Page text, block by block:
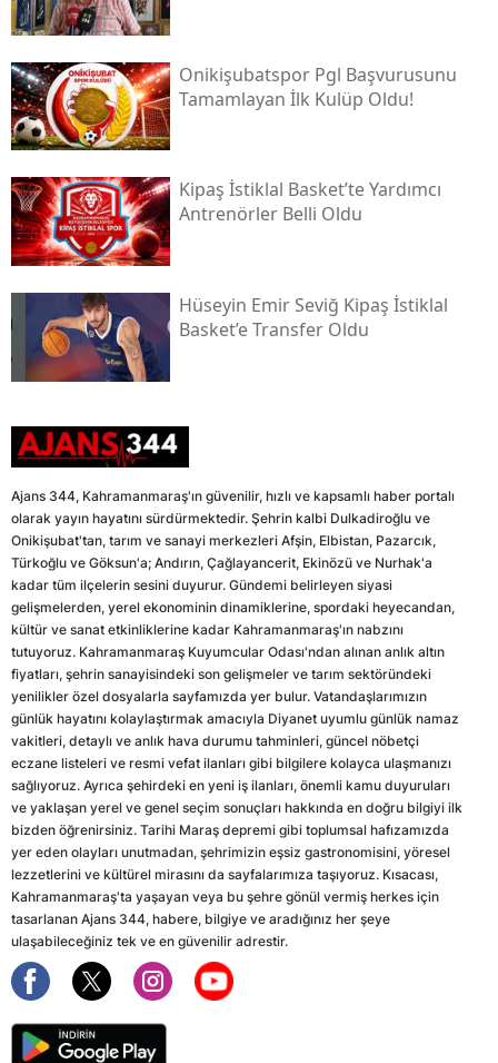
Onikişubatspor Pgl Başvurusunu
Tamamlayan İlk Kulüp Oldu!
Kipaş İstiklal Basket’te Yardımcı
Antrenörler Belli Oldu
Hüseyin Emir Seviğ Kipaş İstiklal
Basket’e Transfer Oldu
Ajans 344, Kahramanmaraş'ın güvenilir, hızlı ve kapsamlı haber portalı
olarak yayın hayatını sürdürmektedir. Şehrin kalbi Dulkadiroğlu ve
Onikişubat'tan, tarım ve sanayi merkezleri Afşin, Elbistan, Pazarcık,
Türkoğlu ve Göksun'a; Andırın, Çağlayancerit, Ekinözü ve Nurhak'a
kadar tüm ilçelerin sesini duyurur. Gündemi belirleyen siyasi
gelişmelerden, yerel ekonominin dinamiklerine, spordaki heyecandan,
kültür ve sanat etkinliklerine kadar Kahramanmaraş'ın nabzını
tutuyoruz. Kahramanmaraş Kuyumcular Odası'ndan alınan anlık altın
fiyatları, şehrin sanayisindeki son gelişmeler ve tarım sektöründeki
yenilikler özel dosyalarla sayfamızda yer bulur. Vatandaşlarımızın
günlük hayatını kolaylaştırmak amacıyla Diyanet uyumlu günlük namaz
vakitleri, detaylı ve anlık hava durumu tahminleri, güncel nöbetçi
eczane listeleri ve resmi vefat ilanları gibi bilgilere kolayca ulaşmanızı
sağlıyoruz. Ayrıca şehirdeki en yeni iş ilanları, önemli kamu duyuruları
ve yaklaşan yerel ve genel seçim sonuçları hakkında en doğru bilgiyi ilk
bizden öğrenirsiniz. Tarihi Maraş depremi gibi toplumsal hafızamızda
yer eden olayları unutmadan, şehrimizin eşsiz gastronomisini, yöresel
lezzetlerini ve kültürel mirasını da sayfalarımıza taşıyoruz. Kısacası,
Kahramanmaraş'ta yaşayan veya bu şehre gönül vermiş herkes için
tasarlanan Ajans 344, habere, bilgiye ve aradığınız her şeye
ulaşabileceğiniz tek ve en güvenilir adrestir.